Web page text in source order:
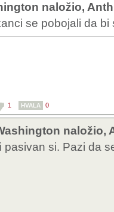
naložio,
se pobojali da
1 HVALA 0
naložio,
pasivan si. Pazi da